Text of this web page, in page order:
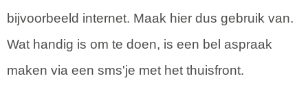
bijvoorbeeld internet. Maak hier dus gebruik van.
Wat handig is om te doen, is een bel aspraak
maken via een sms'je met het thuisfront.